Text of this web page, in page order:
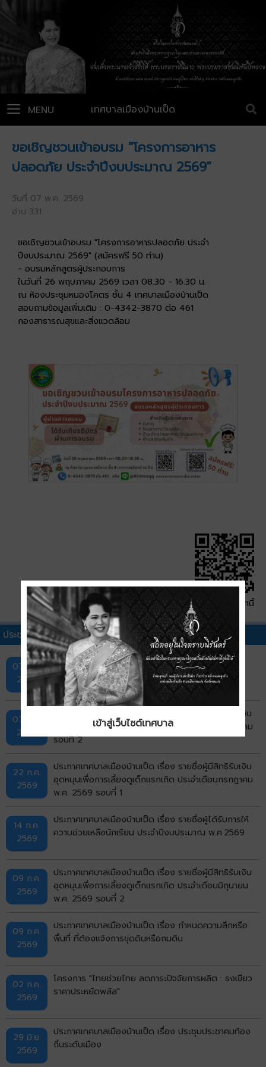
เทศบาลเมืองบ้านเป็ด
MENU
ขอเชิญชวนเข้าอบรม "โครงการอาหาร
ปลอดภัย ประจำปีงบประมาณ 2569"
วันที่ 07 พ.ค. 2569
อ่าน 331
ขอเชิญชวนเข้าอบรม "โครงการอาหารปลอดภัย ประจำ
ปีงบประมาณ 2569" (สมัครฟรี 50 ท่าน)
- อบรมหลักสูตรผู้ประกอบการ
ในวันที่ 26 พฤษภาคม 2569 เวลา 08.30 - 16.30 น.
ณ ห้องประชุมหนองโคตร ชั้น 4 เทศบาลเมืองบ้านเป็ด
สอบถามข้อมูลเพิ่มเติม : 0-4342-3870 ต่อ 461
กองสาธารณสุขและสิ่งแวดล้อม
QR Code หน้านี้
ประชาสัมพันธ์เทศบาลอื่นๆ
07 ส.ค.
2569
กิจกรรมการออกหน่วยบริการ "ศูนย์สร้างสุข" ครั้งที่ 1
07 ส.ค.
2569
ประกาศเทศบาลเมืองบ้านเป็ด เรื่อง รายชื่อผู้มีสิทธิรับเงิน
อุดหนุนเพื่อการเลี้ยงดูเด็กแรกเกิด ประจำเดือนกรกฎาคม
รอบที่ 2
22 ก.ค.
2569
ประกาศเทศบาลเมืองบ้านเป็ด เรื่อง รายชื่อผู้มีสิทธิรับเงิน
อุดหนุนเพื่อการเลี้ยงดูเด็กแรกเกิด ประจำเดือนกรกฎาคม
พ.ศ. 2569 รอบที่ 1
14 ก.ค.
2569
ประกาศเทศบาลเมืองบ้านเป็ด เรื่อง รายชื่อผู้ได้รับการให้
ความช่วยเหลือนักเรียน ประจำปีงบประมาณ พ.ศ.2569
09 ก.ค.
2569
ประกาศเทศบาลเมืองบ้านเป็ด เรื่อง รายชื่อผู้มีสิทธิรับเงิน
อุดหนุนเพื่อการเลี้ยงดูเด็กแรกเกิด ประจำเดือนมิถุนายน
พ.ศ. 2569 รอบที่ 2
09 ก.ค.
2569
ประกาศเทศบาลเมืองบ้านเป็ด เรื่อง กำหนดความลึกหรือ
พื้นที่ ที่ต้องแจ้งการขุดดินหรือถมดิน
02 ก.ค.
2569
โครงการ "ไทยช่วยไทย ลดภาระปัจจัยการผลิต : ธงเขียว
ราคาประหยัดพลัส"
29 มิ.ย.
2569
ประกาศเทศบาลเมืองบ้านเป็ด เรื่อง ประชุมประชาคมท้อง
ถิ่นระดับเมือง
เข้าสู่เว็บไซต์เทศบาล